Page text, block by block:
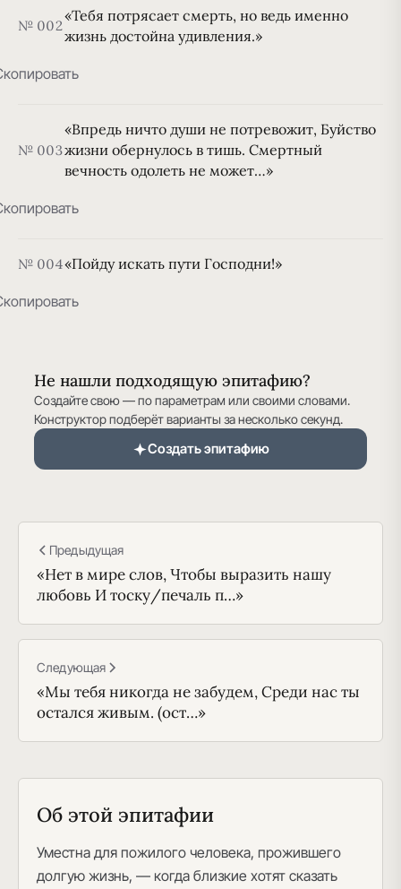
№ 002
«Тебя потрясает смерть, но ведь именно
жизнь достойна удивления.»
№ 003
«Впредь ничто души не потревожит, Буйство
жизни обернулось в тишь. Смертный
вечность одолеть не может…»
№ 004«Пойду искать пути Господни!»
Не нашли подходящую эпитафию?
Создайте свою — по параметрам или своими словами.
Конструктор подберёт варианты за несколько секунд.
Создать эпитафию
Предыдущая
«Нет в мире слов, Чтобы выразить нашу
любовь И тоску/печаль п…»
Следующая
«Мы тебя никогда не забудем, Среди нас ты
остался живым. (ост…»
Об этой эпитафии
Уместна для пожилого человека, прожившего
долгую жизнь, — когда близкие хотят сказать